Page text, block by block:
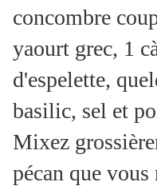
concombre
yaourt grec, 1
d'espelette,
basilic, sel et
Mixez
pécan que